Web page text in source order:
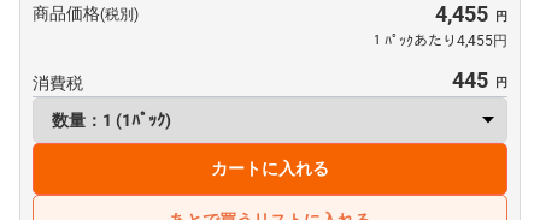
商品価格(税別) 4,455
１ﾊﾟｯｸあたり4,455円
消費税 445
カートに入れる